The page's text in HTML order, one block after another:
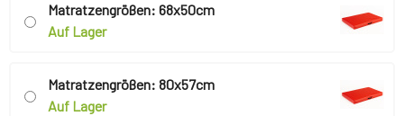
Matratzengrößen: 68x50cm
Auf Lager
Matratzengrößen: 80x57cm
Auf Lager